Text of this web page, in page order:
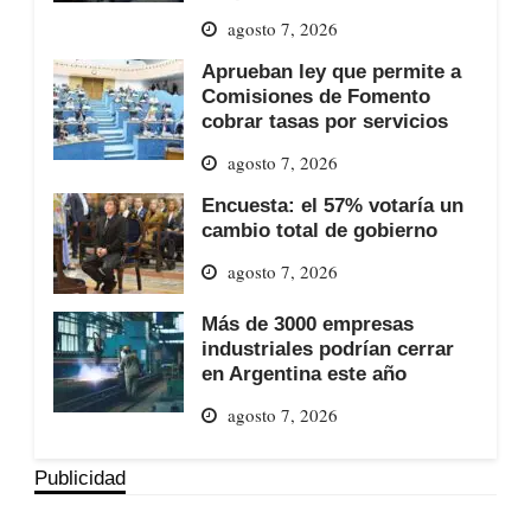
agosto 7, 2026
Aprueban ley que permite a
Comisiones de Fomento
cobrar tasas por servicios
agosto 7, 2026
Encuesta: el 57% votaría un
cambio total de gobierno
agosto 7, 2026
Más de 3000 empresas
industriales podrían cerrar
en Argentina este año
agosto 7, 2026
Publicidad